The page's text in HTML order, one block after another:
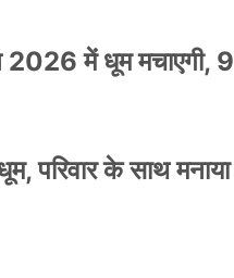
में धूम मचाएगी,
परिवार के साथ
रफ्तार, नाइट कर्फ्यू